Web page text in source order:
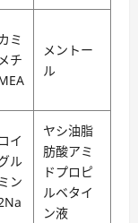
ミ
チ
メントー
ル
イ
ル
ン
ヤシ油脂
肪酸アミ
ドプロピ
ルベタイ
ン液